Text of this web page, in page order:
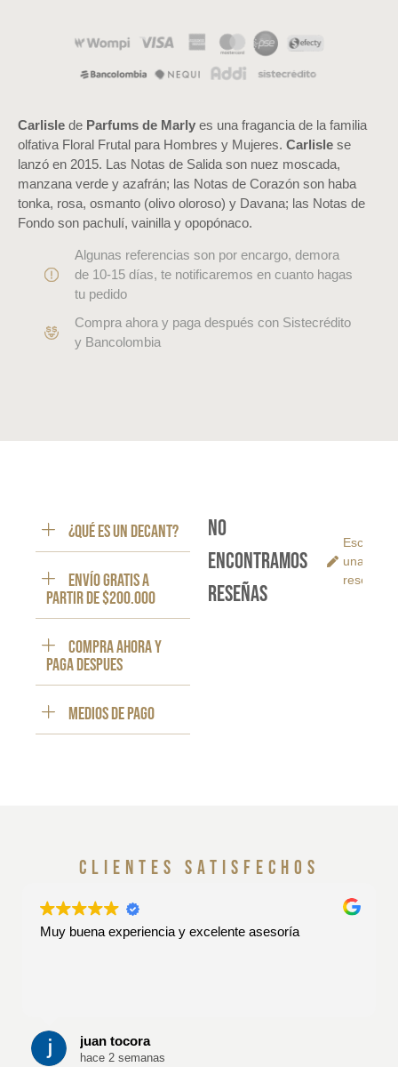
Carlisle de Parfums de Marly es una fragancia de la familia
olfativa Floral Frutal para Hombres y Mujeres. Carlisle se
lanzó en 2015. Las Notas de Salida son nuez moscada,
manzana verde y azafrán; las Notas de Corazón son haba
tonka, rosa, osmanto (olivo oloroso) y Davana; las Notas de
Fondo son pachulí, vainilla y opopónaco.
Algunas referencias son por encargo, demora
de 10-15 días, te notificaremos en cuanto hagas
tu pedido
Compra ahora y paga después con Sistecrédito
y Bancolombia
¿Qué es un decant?
ENVÍO GRATIS a
partir de $200.000
Compra ahora y
paga despues
Medios de pago
No
encontramos
reseñas
Escribe
una
reseña
clientes satisfechos
Muy buena experiencia y excelente asesoría
juan tocora
hace 2 semanas